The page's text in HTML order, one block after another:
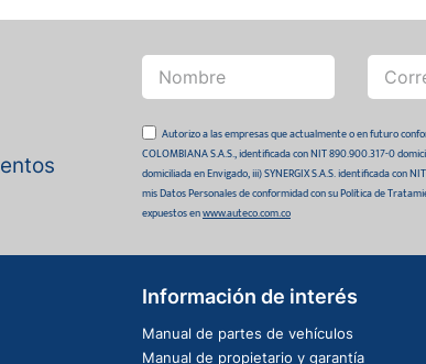
Autorizo a las empresas que actualmente o en futuro
COLOMBIANA S.A.S., identificada con NIT 890.900.317-0
domiciliada en Envigado, iii) SYNERGIX S.A.S. identificada con
mis Datos Personales de conformidad con su Política de
expuestos enwww.auteco.com.co
Información de interés
Manual de partes de vehículos
Manual de propietario y garantía